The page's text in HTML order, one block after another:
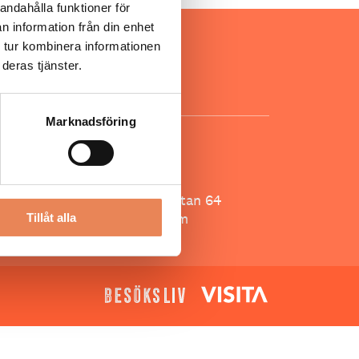
funktioner för
information från din enhet
kombinera informationen
tjänster.
Marknadsföring
Tillåt alla
inom
ägare
KONTAKT
Besöksliv
Spoon, Brännkyrkagatan 64
118 23 Stockholm